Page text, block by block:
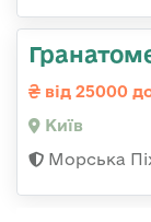
від 25000
Київ
Морська